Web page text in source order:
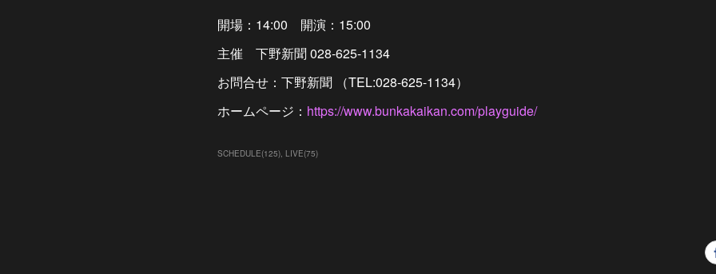
開場：14:00 開演：15:00
主催 下野新聞 028-625-1134
お問合せ：下野新聞 （TEL:028-625-1134）
ホームページ： https://www.bunkakaikan.com/playguide/
SCHEDULE(125) LIVE(75)